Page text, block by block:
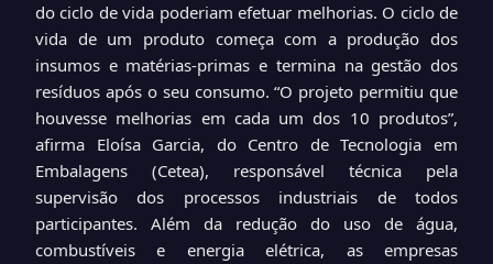
do ciclo de vida poderiam efetuar melhorias. O ciclo de
vida de um produto começa com a produção dos
insumos e matérias-primas e termina na gestão dos
resíduos após o seu consumo. “O projeto permitiu que
houvesse melhorias em cada um dos 10 produtos”,
afirma Eloísa Garcia, do Centro de Tecnologia em
Embalagens (Cetea), responsável técnica pela
supervisão dos processos industriais de todos
participantes. Além da redução do uso de água,
combustíveis e energia elétrica, as empresas